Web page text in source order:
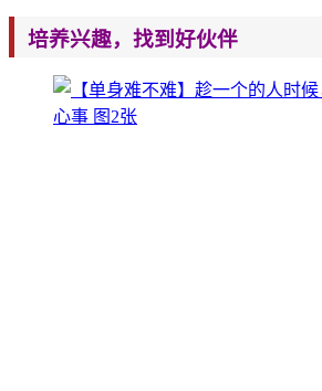
培养兴趣，找到好伙伴